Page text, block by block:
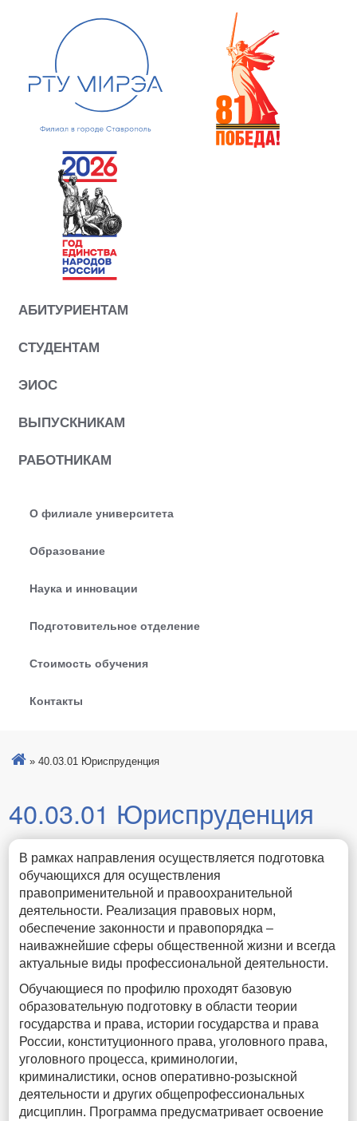
АБИТУРИЕНТАМ
СТУДЕНТАМ
ЭИОС
ВЫПУСКНИКАМ
РАБОТНИКАМ
О филиале университета
Образование
Наука и инновации
Подготовительное отделение
Стоимость обучения
Контакты
»40.03.01 Юриспруденция
40.03.01 Юриспруденция
В рамках направления осуществляется подготовка
обучающихся для осуществления
правоприменительной и правоохранительной
деятельности. Реализация правовых норм,
обеспечение законности и правопорядка –
наиважнейшие сферы общественной жизни и всегда
актуальные виды профессиональной деятельности.
Обучающиеся по профилю проходят базовую
образовательную подготовку в области теории
государства и права, истории государства и права
России, конституционного права, уголовного права,
уголовного процесса, криминологии,
криминалистики, основ оперативно-розыскной
деятельности и других общепрофессиональных
дисциплин. Программа предусматривает освоение